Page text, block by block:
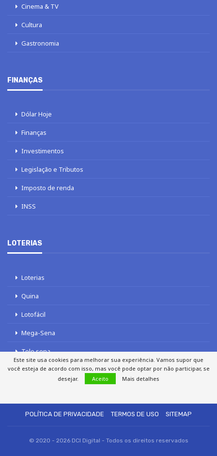
Cinema & TV
Cultura
Gastronomia
FINANÇAS
Dólar Hoje
Finanças
Investimentos
Legislação e Tributos
Imposto de renda
INSS
LOTERIAS
Loterias
Quina
Lotofácil
Mega-Sena
Tele sena
POLÍTICA DE PRIVACIDADE
TERMOS DE USO SITEMAP
© 2020 - 2026 DCI Digital - Todos os direitos reservados
Este site usa cookies para melhorar sua experiência. Vamos supor que
você esteja de acordo com isso, mas você pode optar por não participar, se
desejar.
Aceito Mais detalhes